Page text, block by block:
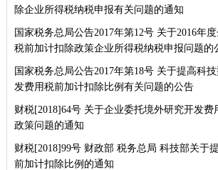
除企业所得税纳税申报有关问题的通知
国家税务总局公告2017年第12号 关于2016年
税前加计扣除政策企业所得税纳税申报问题的
国家税务总局公告2017年第18号 关于提高科
发费用税前加计扣除比例有关问题的公告
财税[2018]64号 关于企业委托境外研究开发
政策问题的通知
财税[2018]99号 财政部 税务总局 科技部关于
前加计扣除比例的通知